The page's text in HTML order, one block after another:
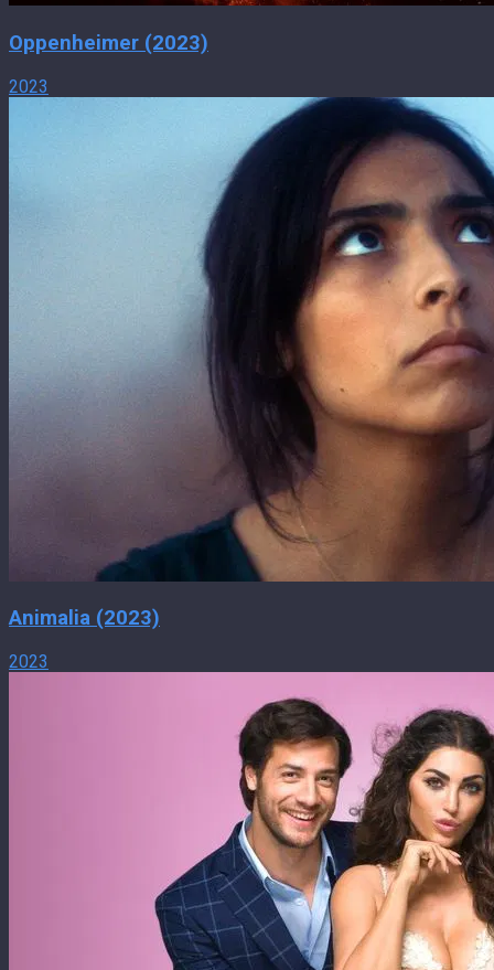
Oppenheimer (2023)
2023
Animalia (2023)
2023